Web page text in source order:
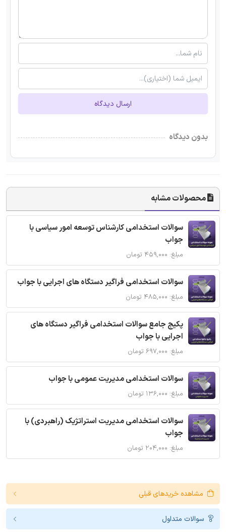
ارسال دیدگاه
بدون دیدگاه
محصولات مشابه
سوالات استخدامی کارشناس توسعه امور سیاسی با
جواب
مبلغ: ۴۵۹,۰۰۰ تومان
سوالات استخدامی فراگیر دستگاه های اجرایی با جواب
مبلغ: ۴۸۵,۰۰۰ تومان
پکیج جامع سوالات استخدامی فراگیر دستگاه های
اجرایی با جواب
مبلغ: ۶۹۷,۰۰۰ تومان
سوالات استخدامی مدیریت عمومی با جواب
مبلغ: ۱۳۶,۰۰۰ تومان
سوالات استخدامی مدیریت استراتژیک (راهبردی) با
جواب
مبلغ: ۲۰۴,۰۰۰ تومان
مشاهده خریدهای قبلی
سوالات متداول